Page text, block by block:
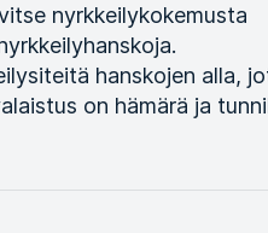
nyrkkeilykokemusta
hanskojen alla,
on hämärä ja